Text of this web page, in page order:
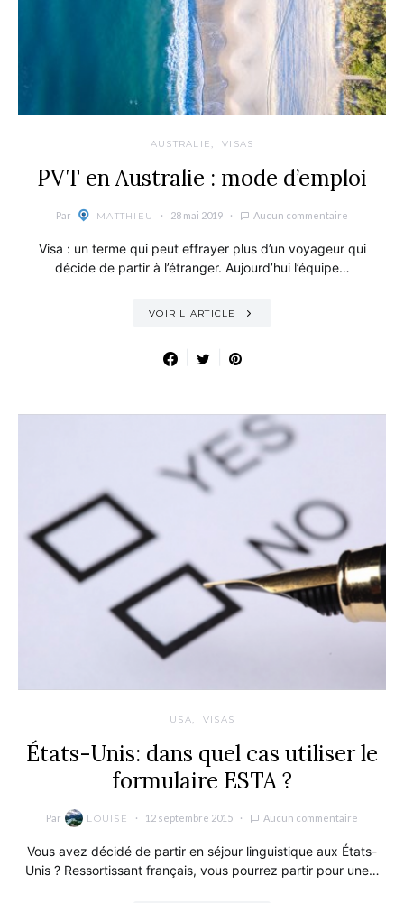
AUSTRALIE VISAS
PVT en Australie : mode d’emploi
Par MATTHIEU 28 mai 2019 Aucun commentaire
Visa : un terme qui peut effrayer plus d’un voyageur qui
décide de partir à l’étranger. Aujourd’hui l’équipe…
VOIR L'ARTICLE
USA VISAS
États-Unis: dans quel cas utiliser le
formulaire ESTA ?
Par LOUISE 12 septembre 2015 Aucun commentaire
Vous avez décidé de partir en séjour linguistique aux États-
Unis ? Ressortissant français, vous pourrez partir pour une…